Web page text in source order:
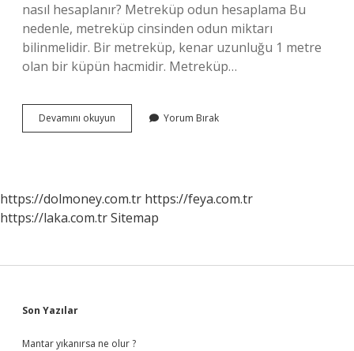
nasıl hesaplanır? Metreküp odun hesaplama Bu
nedenle, metreküp cinsinden odun miktarı
bilinmelidir. Bir metreküp, kenar uzunluğu 1 metre
olan bir küpün hacmidir. Metreküp…
Devamını okuyun
M3
Yorum Bırak
https://dolmoney.com.tr https://feya.com.tr
https://laka.com.trSitemap
Sidebar
Son Yazılar
Mantar yıkanırsa ne olur ?